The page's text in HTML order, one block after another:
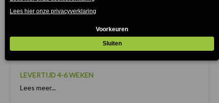
Puntinella Terrastafelblad Werzalit
LEVERTIJD 4-6 WEKEN
Lees meer...